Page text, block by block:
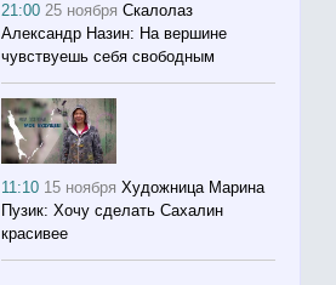
21:0025 ноября Скалолаз
Александр Назин: На вершине
чувствуешь себя свободным
11:10 15 ноября Художница Марина
Пузик: Хочу сделать Сахалин
красивее